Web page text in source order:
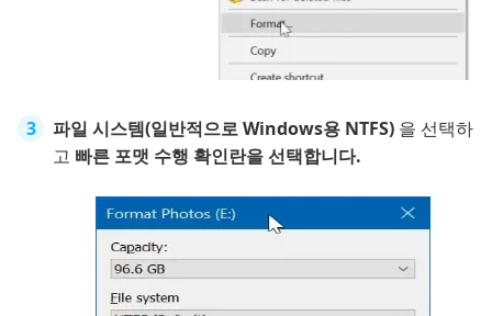
파일 시스템(일반적으로 Windows용 NTFS) 을 선택하
고 빠른 포맷 수행 확인란을 선택합니다.